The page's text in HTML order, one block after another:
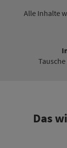
Alle Inhalte
Das